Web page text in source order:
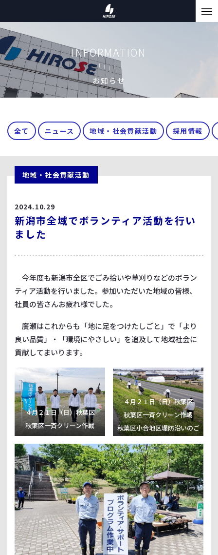
INFORMATION
お知らせ
全て ニュース 地域・社会貢献活動 採用情報
地域・社会貢献活動
2024.10.29
新潟市全域でボランティア活動を行い
ました
今年度も新潟市全区でごみ拾いや草刈りなどのボラン
ティア活動を行いました。参加いただいた地域の皆様、
社員の皆さんお疲れ様でした。
廣瀬はこれからも「地に足をつけたしごと」で「より
良い品質」・「環境にやさしい」を追及して地域社会に
貢献してまいります。
４月２１日（日）秋葉区
秋葉区一斉クリーン作戦
４月２１日（日）秋葉区
秋葉区一斉クリーン作戦
秋葉区小合地区堤防沿いのご